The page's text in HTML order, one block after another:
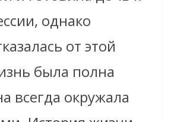
однако
от этой
была полна
всегда окружала